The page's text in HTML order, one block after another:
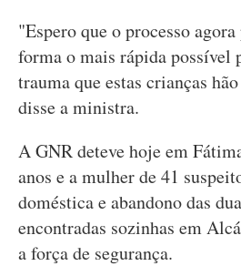
"Espero que o processo
forma o mais rápida possível
trauma que estas crianças
disse a ministra.
A GNR deteve hoje em
anos e a mulher de 41
doméstica e abandono das
encontradas sozinhas em
a força de segurança.